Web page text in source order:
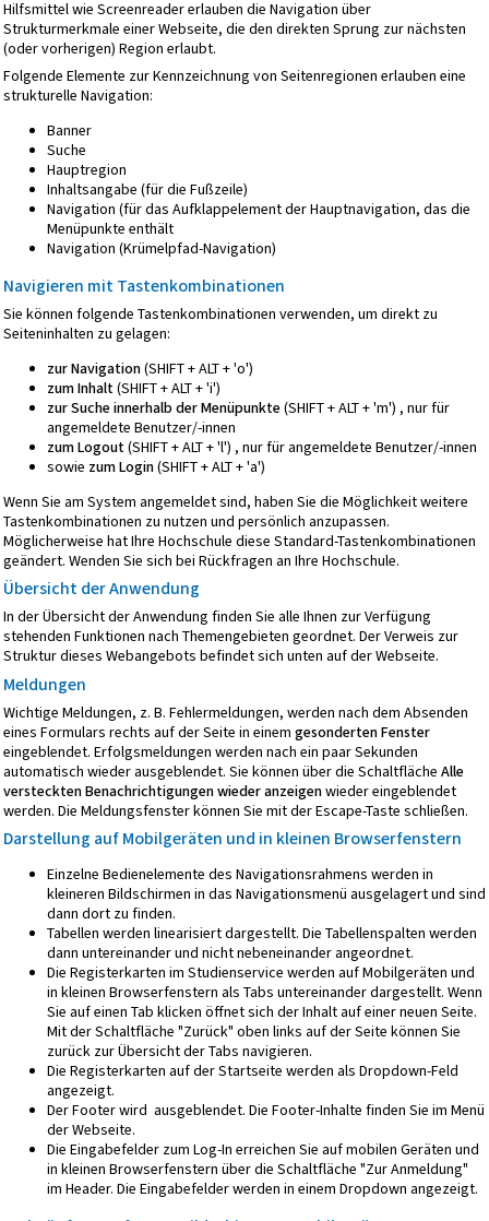
Hilfsmittel wie Screenreader erlauben die Navigation über
Strukturmerkmale einer Webseite, die den direkten Sprung zur nächsten
(oder vorherigen) Region erlaubt.
Folgende Elemente zur Kennzeichnung von Seitenregionen erlauben eine
strukturelle Navigation:
Banner
Suche
Hauptregion
Inhaltsangabe (für die Fußzeile)
Navigation (für das Aufklappelement der Hauptnavigation, das die
Menüpunkte enthält
Navigation (Krümelpfad-Navigation)
Navigieren mit Tastenkombinationen
Sie können folgende Tastenkombinationen verwenden, um direkt zu
Seiteninhalten zu gelagen:
zur Navigation(SHIFT + ALT + 'o')
zum Inhalt(SHIFT + ALT + 'i')
zur Suche innerhalb der Menüpunkte(SHIFT + ALT + 'm') , nur für
angemeldete Benutzer/-innen
zum Logout(SHIFT + ALT + 'l') , nur für angemeldete Benutzer/-innen
sowie zum Login(SHIFT + ALT + 'a')
Wenn Sie am System angemeldet sind, haben Sie die Möglichkeit weitere
Tastenkombinationen zu nutzen und persönlich anzupassen.
Möglicherweise hat Ihre Hochschule diese Standard-Tastenkombinationen
geändert. Wenden Sie sich bei Rückfragen an Ihre Hochschule.
Übersicht der Anwendung
In der Übersicht der Anwendung finden Sie alle Ihnen zur Verfügung
stehenden Funktionen nach Themengebieten geordnet. Der Verweis zur
Struktur dieses Webangebots befindet sich unten auf der Webseite.
Meldungen
Wichtige Meldungen, z. B. Fehlermeldungen, werden nach dem Absenden
eines Formulars rechts auf der Seite in einem gesonderten Fenster
eingeblendet. Erfolgsmeldungen werden nach ein paar Sekunden
automatisch wieder ausgeblendet. Sie können über die Schaltfläche Alle
versteckten Benachrichtigungen wieder anzeigenwieder eingeblendet
werden. Die Meldungsfenster können Sie mit der Escape-Taste schließen.
Darstellung auf Mobilgeräten und in kleinen Browserfenstern
Einzelne Bedienelemente des Navigationsrahmens werden in
kleineren Bildschirmen in das Navigationsmenü ausgelagert und sind
dann dort zu finden.
Tabellen werden linearisiert dargestellt. Die Tabellenspalten werden
dann untereinander und nicht nebeneinander angeordnet.
Die Registerkarten im Studienservice werden auf Mobilgeräten und
in kleinen Browserfenstern als Tabs untereinander dargestellt. Wenn
Sie auf einen Tab klicken öffnet sich der Inhalt auf einer neuen Seite.
Mit der Schaltfläche "Zurück" oben links auf der Seite können Sie
zurück zur Übersicht der Tabs navigieren.
Die Registerkarten auf der Startseite werden als Dropdown-Feld
angezeigt.
Der Footer wird ausgeblendet. Die Footer-Inhalte finden Sie im Menü
der Webseite.
Die Eingabefelder zum Log-In erreichen Sie auf mobilen Geräten und
in kleinen Browserfenstern über die Schaltfläche "Zur Anmeldung"
im Header. Die Eingabefelder werden in einem Dropdown angezeigt.